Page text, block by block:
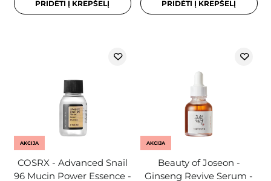
PRIDĖTI Į KREPŠELĮ PRIDĖTI Į KREPŠELĮ
AKCIJA
COSRX - Advanced Snail
96 Mucin Power Essence -
AKCIJA
Beauty of Joseon -
Ginseng Revive Serum -